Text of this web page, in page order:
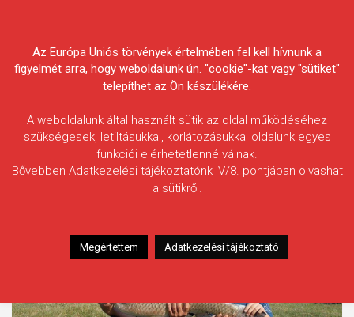
Egyesületek Szövetsége
Az Európa Uniós törvények értelmében fel kell hívnunk a
figyelmét arra, hogy weboldalunk ún. "cookie"-kat vagy "sütiket"
telepíthet az Ön készülékére.
A weboldalunk által használt sütik az oldal működéséhez
szükségesek, letiltásukkal, korlátozásukkal oldalunk egyes
funkciói elérhetetlenné válnak.
Bővebben Adatkezelési tájékoztatónk IV/8. pontjában olvashat
a sütikről.
Megértettem Adatkezelési tájékoztató